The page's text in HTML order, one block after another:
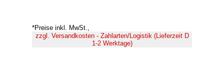
*Preise inkl. MwSt.,
zzgl. Versandkosten - Zahlarten/Logistik (Lieferzeit D
1-2 Werktage)